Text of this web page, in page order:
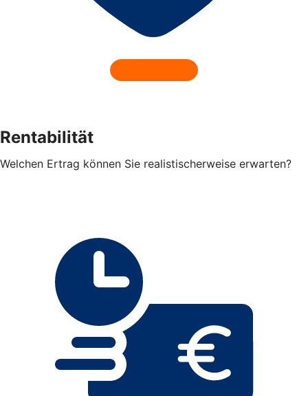
Rentabilität
Welchen Ertrag können Sie realistischerweise erwarten?